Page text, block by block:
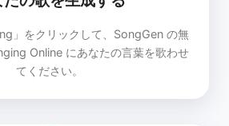
」をクリックして、SongGen の無
Online にあなたの言葉を歌わせ
てください。